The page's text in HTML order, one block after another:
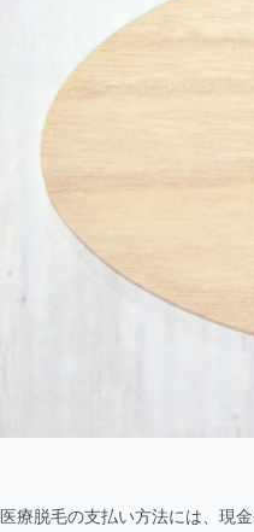
医療脱毛の支払い方法には、現